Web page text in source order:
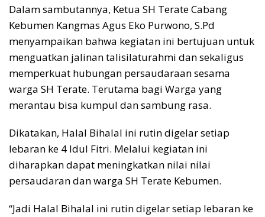
Dalam sambutannya, Ketua SH Terate Cabang
Kebumen Kangmas Agus Eko Purwono, S.Pd
menyampaikan bahwa kegiatan ini bertujuan untuk
menguatkan jalinan talisilaturahmi dan sekaligus
memperkuat hubungan persaudaraan sesama
warga SH Terate. Terutama bagi Warga yang
merantau bisa kumpul dan sambung rasa.
Dikatakan, Halal Bihalal ini rutin digelar setiap
lebaran ke 4 Idul Fitri. Melalui kegiatan ini
diharapkan dapat meningkatkan nilai nilai
persaudaran dan warga SH Terate Kebumen.
“Jadi Halal Bihalal ini rutin digelar setiap lebaran ke